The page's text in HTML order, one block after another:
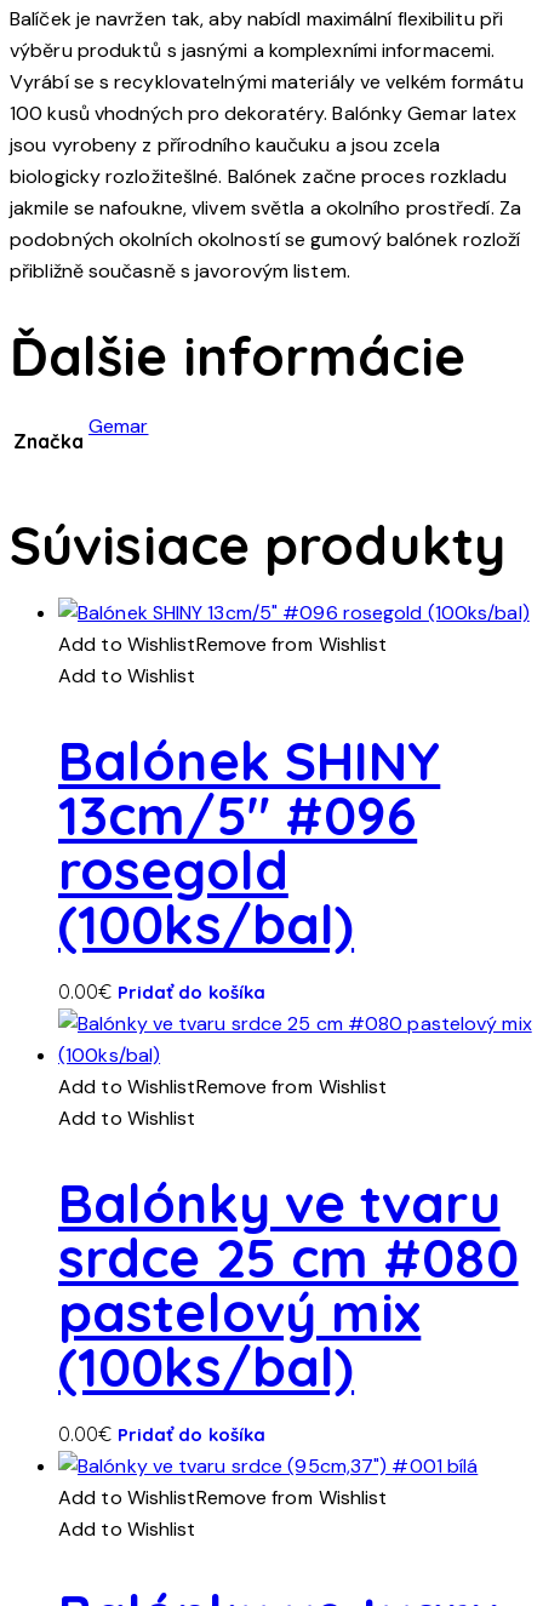
Balíček je navržen tak, aby nabídl maximální flexibilitu při
výběru produktů s jasnými a komplexními informacemi.
Vyrábí se s recyklovatelnými materiály ve velkém formátu
100 kusů vhodných pro dekoratéry. Balónky Gemar latex
jsou vyrobeny z přírodního kaučuku a jsou zcela
biologicky rozložitešlné. Balónek začne proces rozkladu
jakmile se nafoukne, vlivem světla a okolního prostředí. Za
podobných okolních okolností se gumový balónek rozloží
přibližně současně s javorovým listem.
Ďalšie informácie
Značka
Gemar
Súvisiace produkty
Add to WishlistRemove from Wishlist
Add to Wishlist
Balónek SHINY
13cm/5″ #096
rosegold
(100ks/bal)
0.00€ Pridať do košíka
Add to WishlistRemove from Wishlist
Add to Wishlist
Balónky ve tvaru
srdce 25 cm #080
pastelový mix
(100ks/bal)
0.00€ Pridať do košíka
Add to WishlistRemove from Wishlist
Add to Wishlist